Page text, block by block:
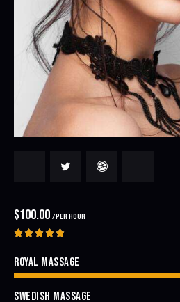
$100.00 /PER HOUR

ROYAL MASSAGE
SWEDISH MASSAGE